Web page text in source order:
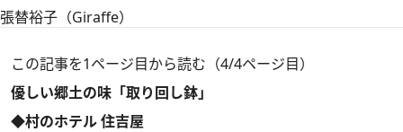
張替裕子（Giraffe）
この記事を1ページ目から読む（4/4ページ目）
優しい郷土の味「取り回し鉢」
◆村のホテル 住吉屋